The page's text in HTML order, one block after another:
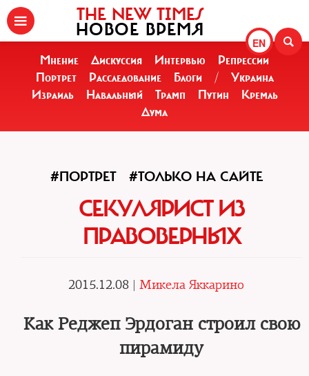
EN
THE NEW TIMES
НОВОЕ ВРЕМЯ
Мнение Дискуссия Интервью
Репрессии
Портрет
Расследование Блоги /
Украина
Израиль
Навальный Трамп Путин
Кремль
Дума
#ПОРТРЕТ #ТОЛЬКО НА САЙТЕ
СЕКУЛЯРИСТ ИЗ
ПРАВОВЕРНЫХ
2015.12.08 | Микела Яккарино
Как Реджеп Эрдоган строил свою
пирамиду